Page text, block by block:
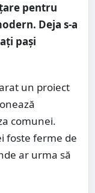
pentru
Deja s-a
pași
un proiect
comunei.
foste ferme de
ar urma să